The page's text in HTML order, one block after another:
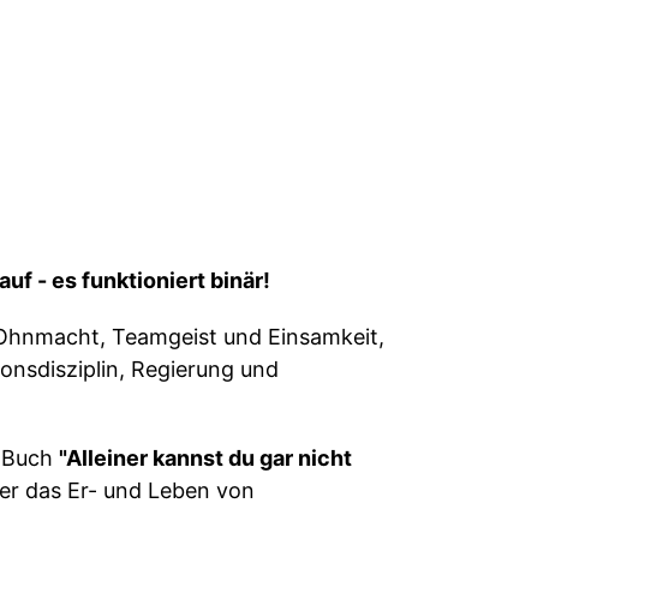
- es funktioniert binär!
Teamgeist und Einsamkeit,
Regierung und
"Alleiner kannst du gar nicht
das Er- und Leben von